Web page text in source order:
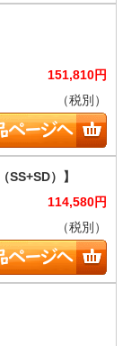
151,810円
（税別）
114,580円
（税別）